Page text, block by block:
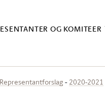
OG KOMITEER
Representantforslag 2020-2021